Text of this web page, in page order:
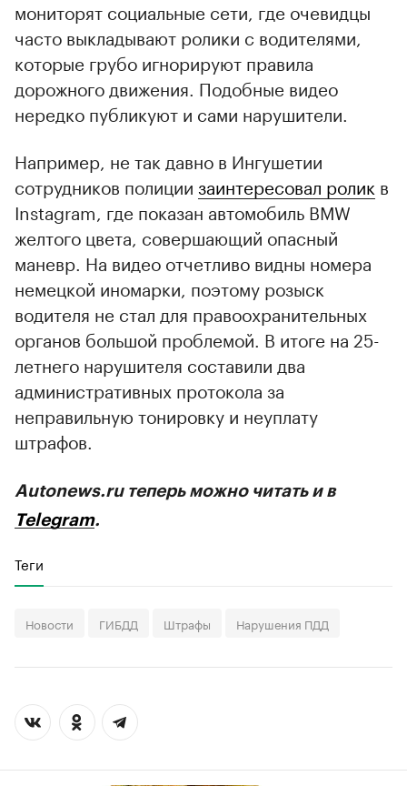
мониторят социальные сети, где очевидцы
часто выкладывают ролики с водителями,
которые грубо игнорируют правила
дорожного движения. Подобные видео
нередко публикуют и сами нарушители.
Например, не так давно в Ингушетии
сотрудников полиции заинтересовал ролик в
Instagram, где показан автомобиль BMW
желтого цвета, совершающий опасный
маневр. На видео отчетливо видны номера
немецкой иномарки, поэтому розыск
водителя не стал для правоохранительных
органов большой проблемой. В итоге на 25-
летнего нарушителя составили два
административных протокола за
неправильную тонировку и неуплату
штрафов.
Autonews.ru теперь можно читать и в
Telegram.
Теги
Новости ГИБДД Штрафы Нарушения ПДД